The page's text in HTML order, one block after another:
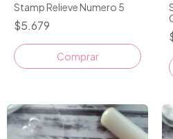
Stamp Relieve Numero 5
$5.679